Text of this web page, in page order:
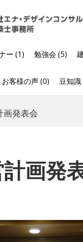
ー (1) 勉強会 (5)
お客様の声 (0) 豆知識
画発表会
画発